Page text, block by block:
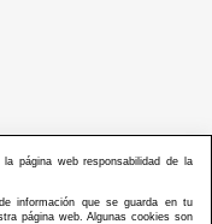
página web responsabilidad de la
información que se guarda en tu
página web. Algunas cookies son